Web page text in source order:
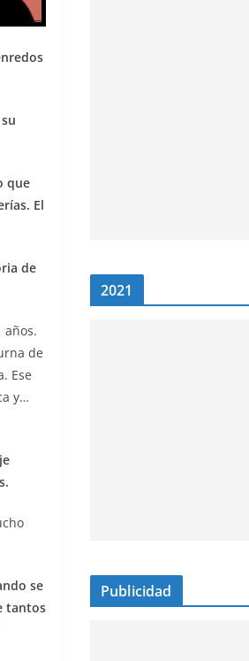
que
El
de
años.
de
Ese
y…
se
tantos
2021
Publicidad